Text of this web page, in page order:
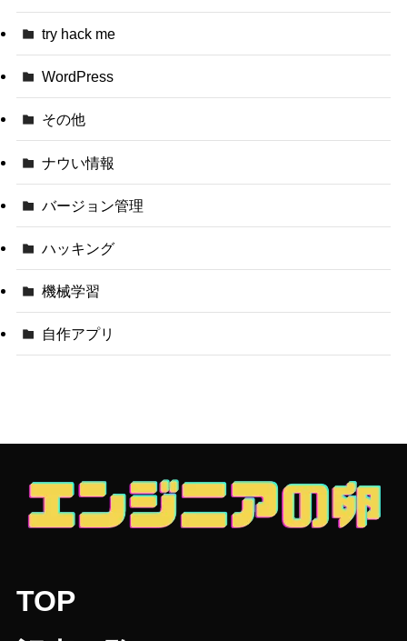
try hack me
WordPress
その他
ナウい情報
バージョン管理
ハッキング
機械学習
自作アプリ
TOP